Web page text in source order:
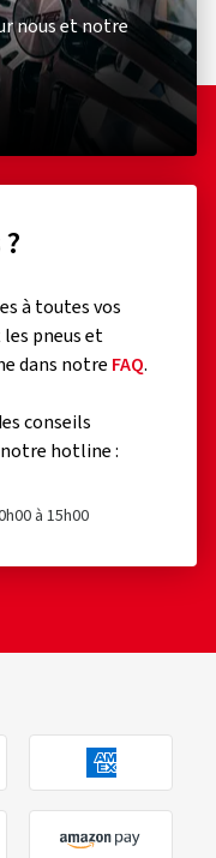
XLC
nous et notre
à toutes vos
pneus et
dans notre FAQ.
conseils
hotline :
à 15h00